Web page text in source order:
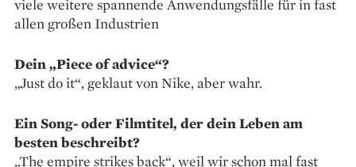
viele weitere spannende Anwendungsfälle für in fast
allen großen Industrien
Dein „Piece of advice“?
„Just do it“, geklaut von Nike, aber wahr.
Ein Song- oder Filmtitel, der dein Leben am
besten beschreibt?
„The empire strikes back“, weil wir schon mal fast